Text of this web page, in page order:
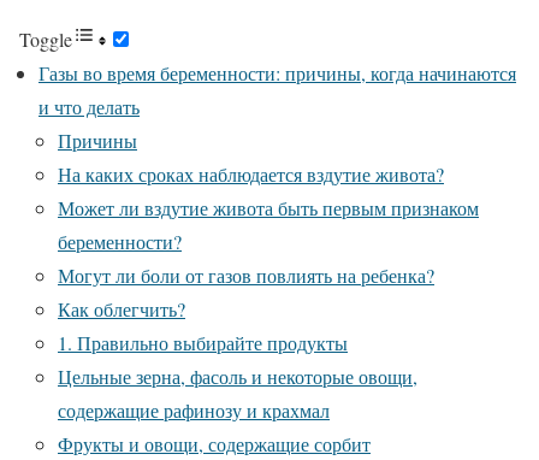
Toggle
Газы во время беременности: причины, когда начинаются
и что делать
Причины
На каких сроках наблюдается вздутие живота?
Может ли вздутие живота быть первым признаком
беременности?
Могут ли боли от газов повлиять на ребенка?
Как облегчить?
1. Правильно выбирайте продукты
Цельные зерна, фасоль и некоторые овощи,
содержащие рафинозу и крахмал
Фрукты и овощи, содержащие сорбит